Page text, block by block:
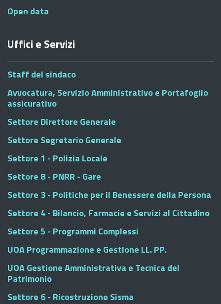
Open data
Uffici e Servizi
Staff del sindaco
Avvocatura, Servizio Amministrativo e Portafoglio
assicurativo
Settore Direttore Generale
Settore Segretario Generale
Settore 1 - Polizia Locale
Settore 8 - PNRR - Gare
Settore 3 - Politiche per il Benessere della Persona
Settore 4 - Bilancio, Farmacie e Servizi al Cittadino
Settore 5 - Programmi Complessi
UOA Programmazione e Gestione LL. PP.
UOA Gestione Amministrativa e Tecnica del
Patrimonio
Settore 6 - Ricostruzione Sisma